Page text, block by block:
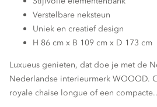
Verstelbare neksteun
Uniek en creatief design
H 86 cm x B 109 cm x D 173 cm
Luxueus genieten, dat doe je met de
Nederlandse interieurmerk WOOOD.
royale chaise longue of een